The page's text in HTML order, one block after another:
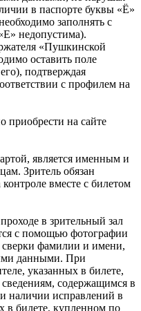
в паспорте буквы «Ё»
заполнять с
недопустима).
«Пушкинской
оставить поле
подтверждая
с профилем на
приобрести на сайте
является именным и
Зритель обязан
вместе с билетом
в зрительный зал
с помощью фотографии
сверки фамилии и имени,
данными. При
указанных в билете,
содержащимся в
наличии исправлений в
в билете, купленном по